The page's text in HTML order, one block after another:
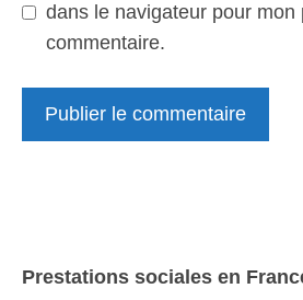
dans le navigateur pour mon
commentaire.
Prestations sociales en